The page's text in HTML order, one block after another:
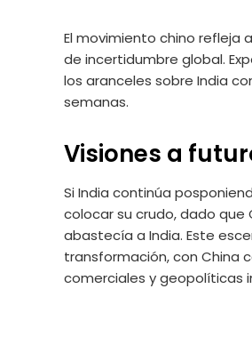
El movimiento chino refleja
de incertidumbre global.
los aranceles sobre India
semanas.
Visiones a
Si India continúa
colocar su crudo, dado
abastecía a India. Este
transformación, con China
comerciales y geopolíticas